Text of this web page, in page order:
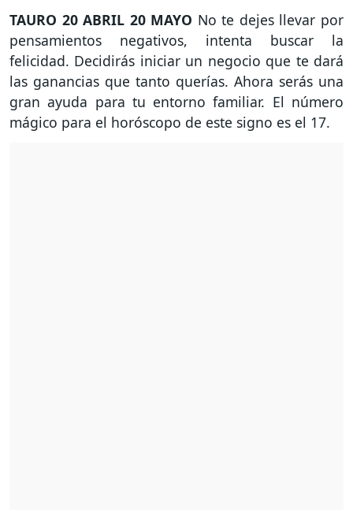
TAURO 20 ABRIL 20 MAYO No te dejes llevar por
pensamientos negativos, intenta buscar la
felicidad. Decidirás iniciar un negocio que te dará
las ganancias que tanto querías. Ahora serás una
gran ayuda para tu entorno familiar. El número
mágico para el horóscopo de este signo es el 17.